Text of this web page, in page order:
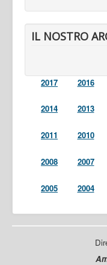
IL NOSTRO
2017 2016
2014 2013
2011 2010
2008 2007
2005 2004